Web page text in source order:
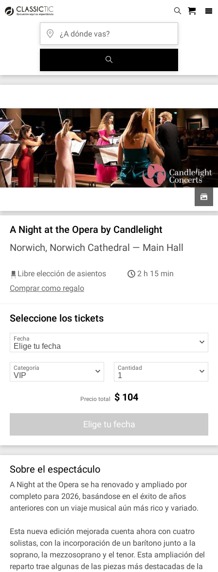
A Night at the Opera by Candlelight
Norwich, Norwich Cathedral — Main Hall
Libre elección de asientos
2 h 15 min
Comprar como regalo
Seleccione los tickets
Fecha
Categoría Cantidad
Precio total $ 104
Elige tu fecha
Sobre el espectáculo
A Night at the Opera se ha renovado y ampliado por
completo para 2026, basándose en el éxito de años
anteriores con un viaje musical aún más rico y variado.
Esta nueva edición mejorada cuenta ahora con cuatro
solistas, con la incorporación de un barítono junto a la
soprano, la mezzosoprano y el tenor. Esta ampliación del
reparto trae algunas de las piezas más destacadas de la